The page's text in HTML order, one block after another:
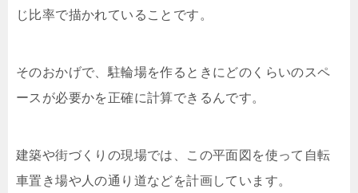
じ比率で描かれていることです。
そのおかげで、駐輪場を作るときにどのくらいのスペ
ースが必要かを正確に計算できるんです。
建築や街づくりの現場では、この平面図を使って自転
車置き場や人の通り道などを計画しています。